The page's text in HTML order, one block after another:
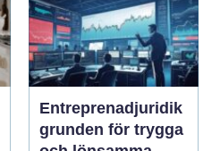
Entreprenadjuridik
grunden för trygga